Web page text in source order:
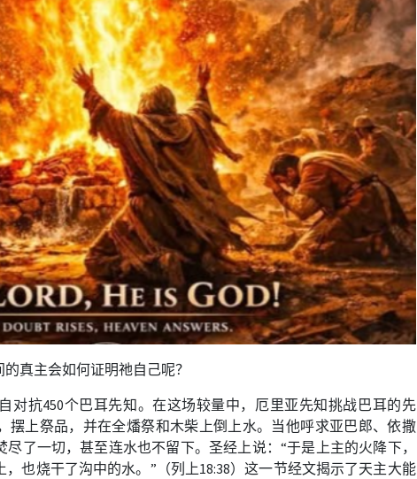
真主会如何证明祂自己呢？
对抗450个巴耳先知。在这场较量中，厄里亚先知挑战巴耳的先
摆上祭品，并在全燔祭和木柴上倒上水。当他呼求亚巴郎、依撒
了一切，甚至连水也不留下。圣经上说：“于是上主的火降下，
也烧干了沟中的水。”（列上18:38）这一节经文揭示了天主大能